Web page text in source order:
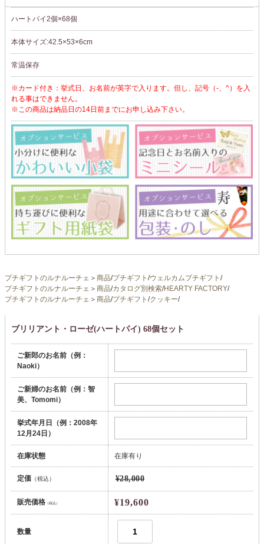
ハートパイ2個×68個
本体サイズ:42.5×53×6cm
常温保存
※カード付き：挙式日、お名前が英字で入ります。但し、記号（-、^）を入
れる事はできません。
※この商品は納品日の14日前までにお申し込み下さい。
プチギフトのルナルーチェ ＞ 商品/プチギフト /ウェルカムプチギフト /
プチギフトのルナルーチェ ＞ 商品/カタログ別検索/HEARTY FACTORY/
プチギフトのルナルーチェ ＞ 商品/プチギフト /クッキー/
ブリリアント・ローゼ(ハートパイ) 68個セット
ご新郎のお名前（例：
Naoki）
ご新婦のお名前（例：智
美、Tomomi）
挙式年月日（例：2008年
12月24日）
在庫状態 在庫有り
定価（税込） ¥28,000
販売価格（税込） ¥19,600
数量